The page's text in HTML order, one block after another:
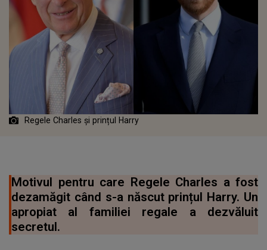
Regele Charles și prințul Harry
Motivul pentru care Regele Charles a fost
dezamăgit când s-a născut prințul Harry. Un
apropiat al familiei regale a dezvăluit
secretul.